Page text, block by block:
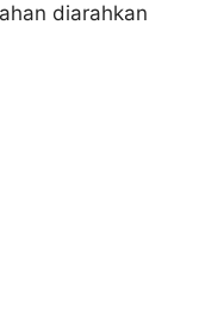
diarahkan